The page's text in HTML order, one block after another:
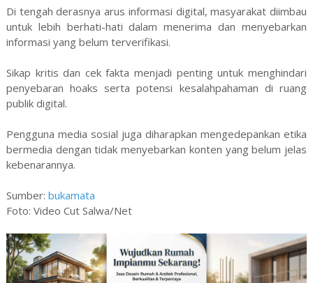
Di tengah derasnya arus informasi digital, masyarakat diimbau
untuk lebih berhati-hati dalam menerima dan menyebarkan
informasi yang belum terverifikasi.
Sikap kritis dan cek fakta menjadi penting untuk menghindari
penyebaran hoaks serta potensi kesalahpahaman di ruang
publik digital.
Pengguna media sosial juga diharapkan mengedepankan etika
bermedia dengan tidak menyebarkan konten yang belum jelas
kebenarannya.
Sumber: bukamata
Foto: Video Cut Salwa/Net